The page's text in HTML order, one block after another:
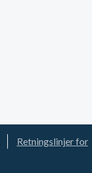
Retningslinjer for